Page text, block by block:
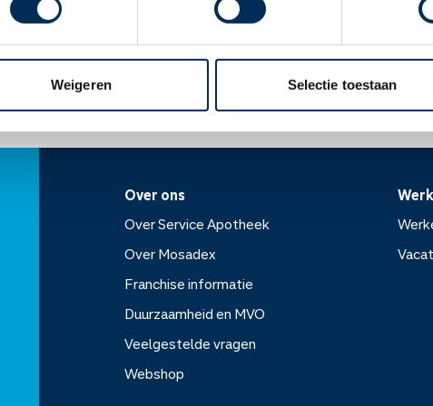
Weigeren Selectie toestaan
Over ons
Over Service Apotheek
Over Mosadex
Franchise informatie
Duurzaamheid en MVO
Veelgestelde vragen
Webshop